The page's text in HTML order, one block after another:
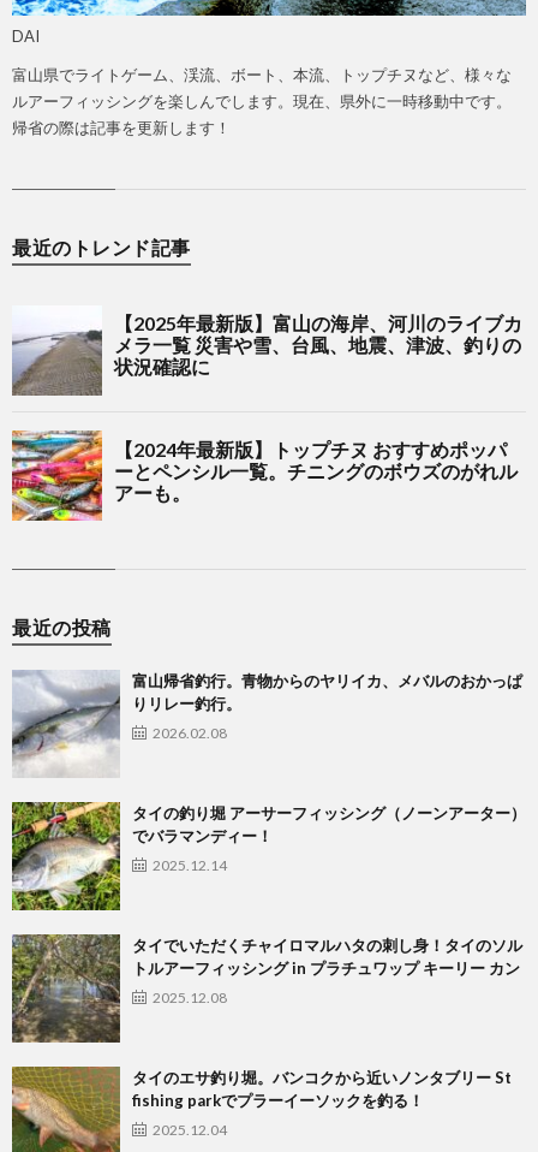
DAI
富山県でライトゲーム、渓流、ボート、本流、トップチヌなど、様々な
ルアーフィッシングを楽しんでします。現在、県外に一時移動中です。
帰省の際は記事を更新します！
最近のトレンド記事
最近の投稿
富山帰省釣行。青物からのヤリイカ、メバルのおかっぱ
りリレー釣行。
2026.02.08
タイの釣り堀 アーサーフィッシング（ノーンアーター）
でバラマンディー！
2025.12.14
タイでいただくチャイロマルハタの刺し身！タイのソル
トルアーフィッシング in プラチュワップ キーリー カン
2025.12.08
タイのエサ釣り堀。バンコクから近いノンタブリー St
fishing parkでプラーイーソックを釣る！
2025.12.04